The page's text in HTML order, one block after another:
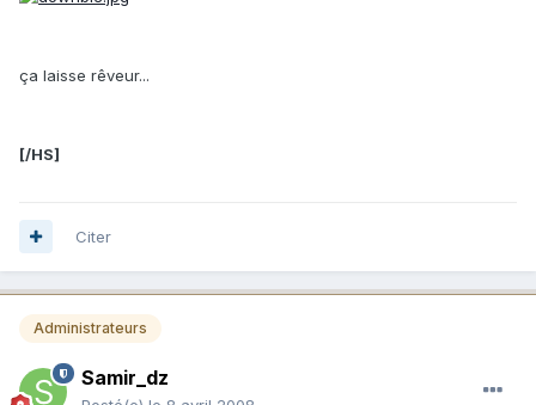
ça laisse rêveur...
[/HS]
Citer
Administrateurs
Samir_dz